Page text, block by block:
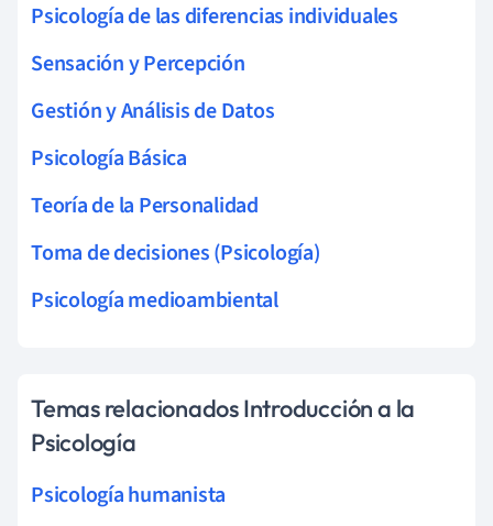
Psicología de las diferencias individuales
Sensación y Percepción
Gestión y Análisis de Datos
Psicología Básica
Teoría de la Personalidad
Toma de decisiones (Psicología)
Psicología medioambiental
Temas relacionados Introducción a la
Psicología
Psicología humanista